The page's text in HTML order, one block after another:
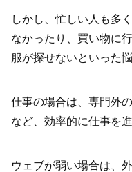
しかし、忙しい人も多
なかったり、買い物に
服が探せないといった
仕事の場合は、専門外
など、効率的に仕事を
ウェブが弱い場合は、